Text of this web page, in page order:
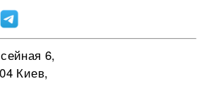
6,
Киев,